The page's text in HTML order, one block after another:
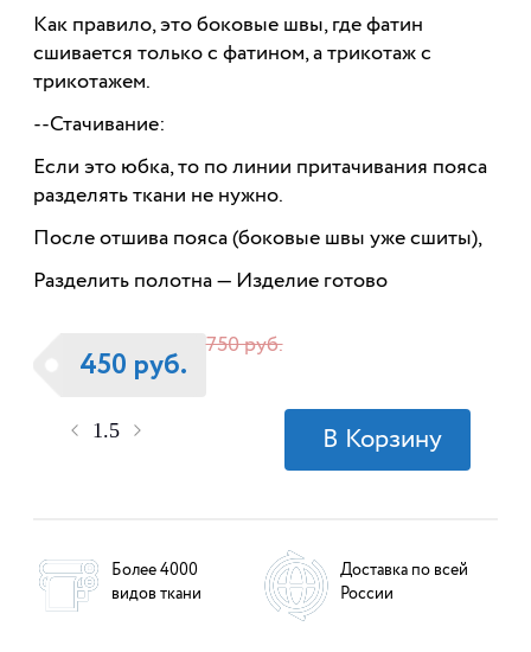
Как правило, это боковые швы, где фатин
сшивается только с фатином, а трикотаж с
трикотажем.
--Стачивание:
Если это юбка, то по линии притачивания пояса
разделять ткани не нужно.
После отшива пояса (боковые швы уже сшиты),
Разделить полотна — Изделие готово
750 руб.
450 руб.
Более 4000
видов ткани
Доставка по всей
России